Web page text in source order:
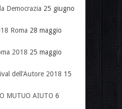
Democrazia 25 giugno
Roma 28 maggio
2018 25 maggio
dell’Autore 2018 15
MUTUO AIUTO 6